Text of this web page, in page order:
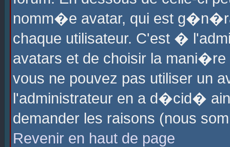
nomm�e avatar, qui est
chaque utilisateur. C'est �
avatars et de choisir la
vous ne pouvez pas utiliser un
l'administrateur en a d�cid�
demander les raisons (nous
Revenir en haut de page